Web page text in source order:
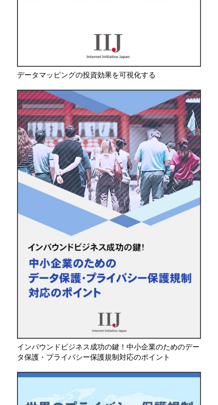
データマッピングの投資効果を可視化する
インバウンドビジネス成功の鍵！中小企業のためのデー
タ保護・プライバシー保護規制対応のポイント